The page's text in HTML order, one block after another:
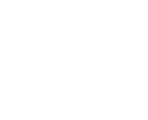
ook het lichteffect